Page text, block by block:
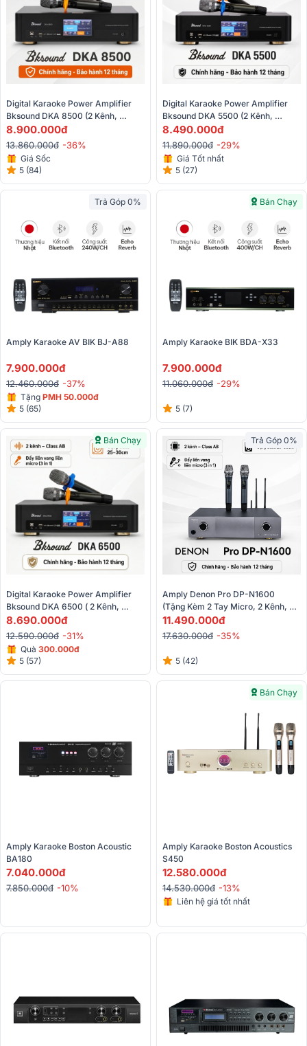
Digital Karaoke Power Amplifier
Bksound DKA 8500 (2 Kênh,
750W, Kèm Micro Không Dây)
8.900.000đ
13.860.000đ -36%
Giá Sốc
5 (84)
Digital Karaoke Power Amplifier
Bksound DKA 5500 (2 Kênh,
250W, Kèm Micro Không Dây)
8.490.000đ
11.890.000đ -29%
Giá Tốt nhất
5 (27)
Trả Góp 0%
Amply Karaoke AV BIK BJ-A88
7.900.000đ
12.460.000đ -37%
Tặng PMH 50.000đ
5 (65)
Bán Chạy
Amply Karaoke BIK BDA-X33
7.900.000đ
11.060.000đ -29%
5 (7)
Bán Chạy
Digital Karaoke Power Amplifier
Bksound DKA 6500 ( 2 Kênh,
450W, Kèm Micro Không Dây)
8.690.000đ
12.590.000đ -31%
Quà 300.000đ
5 (57)
Trả Góp 0%
Amply Denon Pro DP-N1600
(tặng Kèm 2 Tay Micro, 2 Kênh,
Class AB, 550W/CH - New)
11.490.000đ
17.630.000đ -35%
5 (42)
Amply Karaoke Boston Acoustic
BA180
7.040.000đ
7.850.000đ -10%
Bán Chạy
Amply Karaoke Boston Acoustics
S450
12.580.000đ
14.530.000đ -13%
Liên hệ giá tốt nhất